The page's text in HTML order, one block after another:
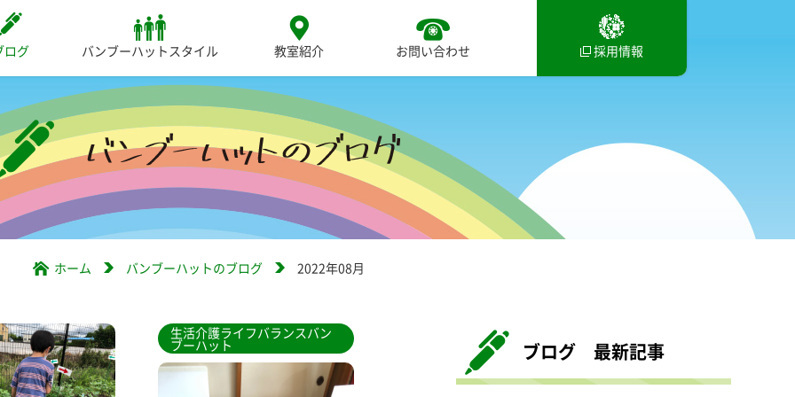
ログ バンブーハットスタイル 教室紹介 お問い合わせ 採用情報
ホーム バンブーハットのブログ 2022年08月
生活介護ライフバランスバン
ブーハット ブログ 最新記事